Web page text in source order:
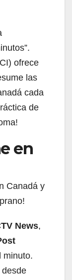
ofrece
las
cada
de
en
Canadá y
News,
minuto.
desde